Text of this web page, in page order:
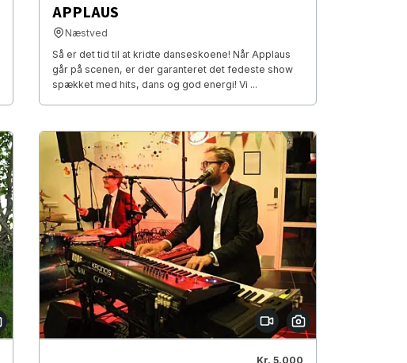
APPLAUS
Næstved
Så er det tid til at kridte danseskoene! Når Applaus
går på scenen, er der garanteret det fedeste show
spækket med hits, dans og god energi! Vi ...
Kr. 5.000